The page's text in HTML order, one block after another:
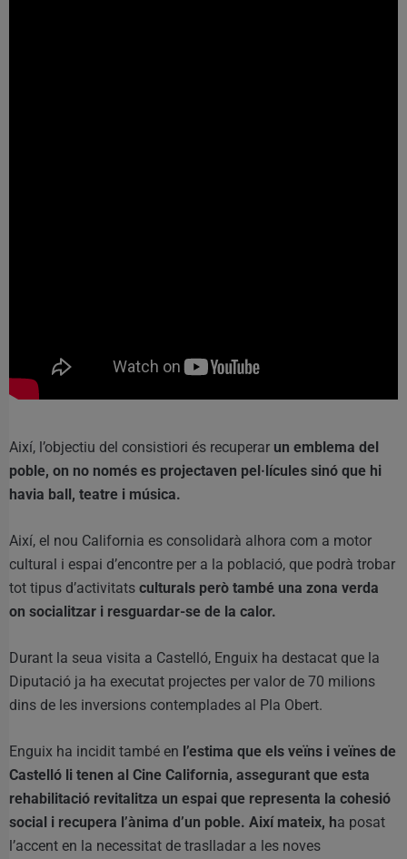
Així, l’objectiu del consistiori és recuperar un emblema del
poble, on no només es projectaven pel·lícules sinó que hi
havia ball, teatre i música.
Així, el nou California es consolidarà alhora com a motor
cultural i espai d’encontre per a la població, que podrà trobar
tot tipus d’activitats culturals però també una zona verda
on socialitzar i resguardar-se de la calor.
Durant la seua visita a Castelló, Enguix ha destacat que la
Diputació ja ha executat projectes per valor de 70 milions
dins de les inversions contemplades al Pla Obert.
Enguix ha incidit també en l’estima que els veïns i veïnes de
Castelló li tenen al Cine California, assegurant que esta
rehabilitació revitalitza un espai que representa la cohesió
social i recupera l’ànima d’un poble. Així mateix, ha posat
l’accent en la necessitat de traslladar a les noves